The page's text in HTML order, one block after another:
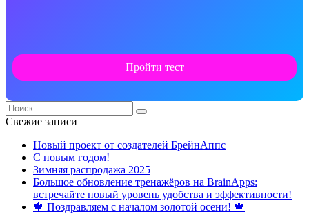
Пройти тест
Search
for:
Свежие записи
Новый проект от создателей БрейнАппс
С новым годом!
Зимняя распродажа 2025
Большое обновление тренажёров на BrainApps:
встречайте новый уровень удобства и эффективности!
🍁 Поздравляем с началом золотой осени! 🍁